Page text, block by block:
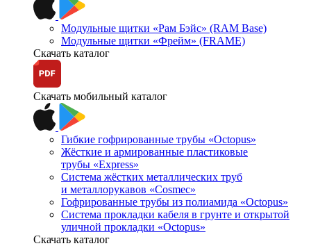
Модульные щитки «Рам Бэйс» (RAM Base)
Модульные щитки «Фрейм» (FRAME)
Скачать каталог
Скачать мобильный каталог
Гибкие гофрированные трубы «Octopus»
Жёсткие и армированные пластиковые
трубы «Express»
Система жёстких металлических труб
и металлорукавов «Cosmec»
Гофрированные трубы из полиамида «Octopus»
Система прокладки кабеля в грунте и открытой
уличной прокладки «Octopus»
Скачать каталог